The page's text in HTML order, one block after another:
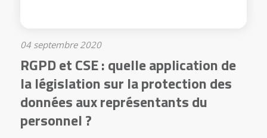
04 septembre 2020
RGPD et CSE : quelle application de
la législation sur la protection des
données aux représentants du
personnel ?